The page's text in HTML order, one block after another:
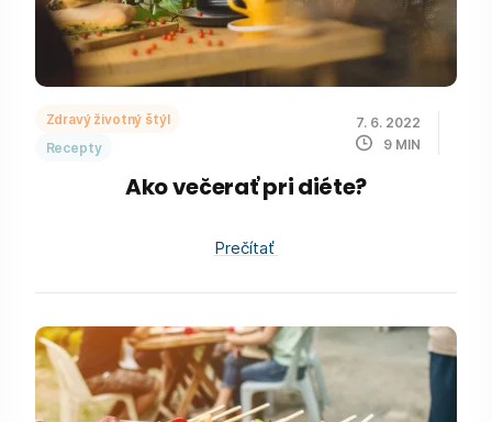
Zdravý životný štýl
Recepty
7. 6. 2022
9 MIN
Ako večerať pri diéte?
Prečítať